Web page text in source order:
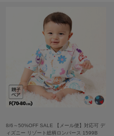
8/6～50%OFF SALE 【メール便】対応可 デ
ィズニー リゾート総柄ロンパース 1599B